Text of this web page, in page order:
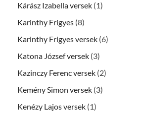
Kárász Izabella versek (1)
Karinthy Frigyes (8)
Karinthy Frigyes versek (6)
Katona József versek (3)
Kazinczy Ferenc versek (2)
Kemény Simon versek (3)
Kenézy Lajos versek (1)